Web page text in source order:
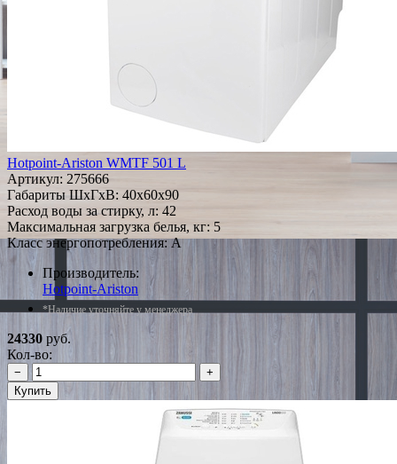
Hotpoint-Ariston WMTF 501 L
Артикул: 275666
Габариты ШxГxВ: 40x60x90
Расход воды за стирку, л: 42
Максимальная загрузка белья, кг: 5
Класс энергопотребления: A
Производитель:
Hotpoint-Ariston
*Наличие уточняйте у менеджера
24330 руб.
Кол-во:
−
+
Купить